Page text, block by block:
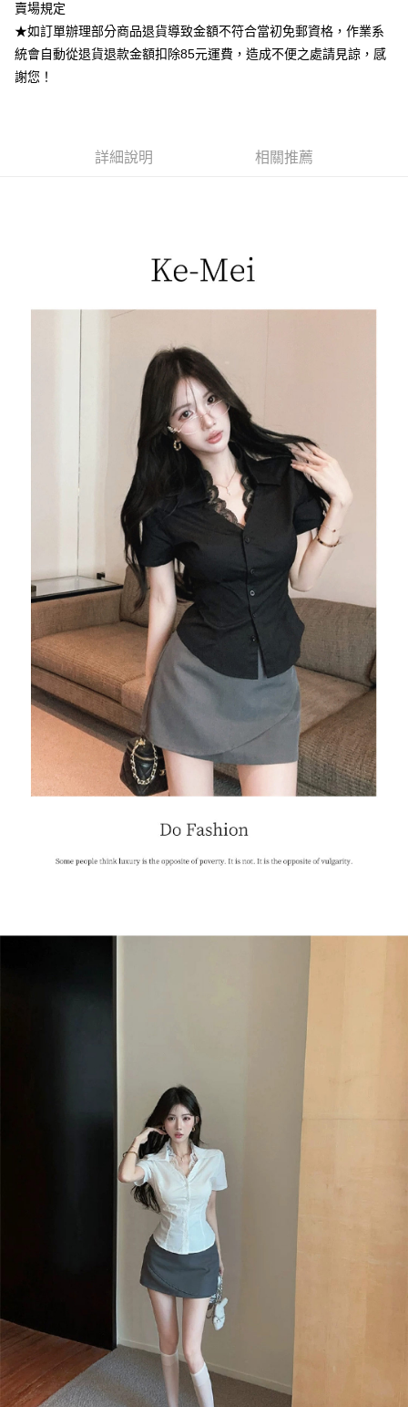
每筆NT$85，滿NT$1,200(含以上)免運費
每筆NT$85，滿NT$1,200(含以上)免運費
賣場規定
★如訂單辦理部分商品退貨導致金額不符合當初免郵資格，作業系
統會自動從退貨退款金額扣除85元運費，造成不便之處請見諒，感
謝您！
詳細說明 相關推薦